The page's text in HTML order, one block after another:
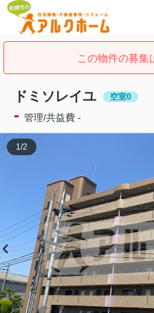
この物件の募集
ドミソレイユ 空室0
- 管理/共益費 -
1/2